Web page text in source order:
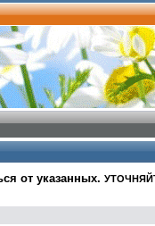
от указанных.